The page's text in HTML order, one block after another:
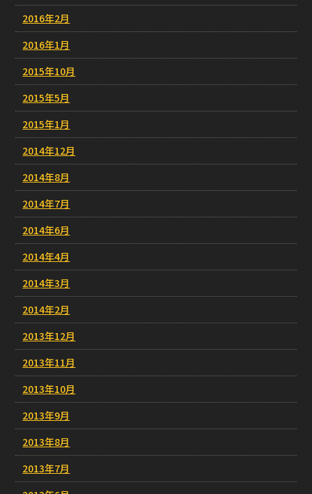
2016年2月
2016年1月
2015年10月
2015年5月
2015年1月
2014年12月
2014年8月
2014年7月
2014年6月
2014年4月
2014年3月
2014年2月
2013年12月
2013年11月
2013年10月
2013年9月
2013年8月
2013年7月